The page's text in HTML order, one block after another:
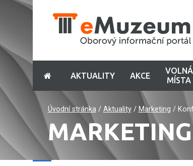
AKTUALITY AKCE
VOLNÁ
MÍSTA
Úvodní stránka/ Aktuality/ Marketing /
MARKETING